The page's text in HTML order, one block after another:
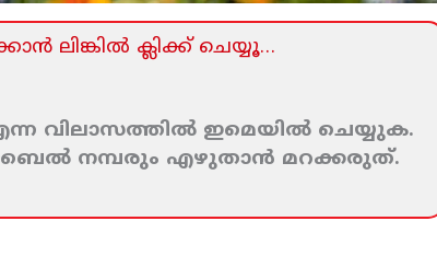
ലിങ്കില്‍ ക്ലിക്ക്‌ ചെയ്യൂ…
വിലാസത്തില്‍ ഇമെയില്‍ ചെയ്യുക.
നമ്പരും എഴുതാന്‍ മറക്കരുത്‌.